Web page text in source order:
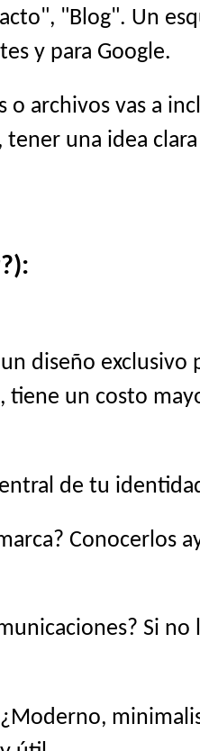
"Blog". Un
y para Google.
o archivos vas a
una idea
diseño
un costo
de tu
Conocerlos
Si